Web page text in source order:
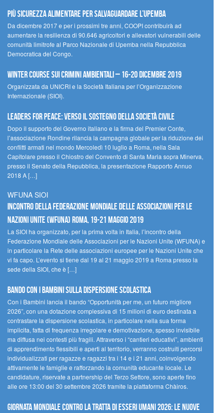
Più sicurezza alimentare per salvaguardare l’Upemba
Da dicembre 2017 e per i prossimi tre anni, COOPI contribuirà ad
aumentare la resilienza di 90.646 agricoltori e allevatori vulnerabili delle
comunità limitrofe al Parco Nazionale di Upemba nella Repubblica
Democratica del Congo.
Winter Course sui Crimini Ambientali – 16-20 Dicembre 2019
Organizzata da UNICRI e la Società Italiana per l’Organizzazione
Internazionale (SIOI).
Leaders for peace: verso il sostegno della società civile
Dopo il supporto del Governo italiano e la firma del Premier Conte,
l’associazione Rondine rilancia la campagna globale per la riduzione dei
conflitti armati nel mondo Mercoledì 10 luglio a Roma, nella Sala
Capitolare presso il Chiostro del Convento di Santa Maria sopra Minerva,
presso il Senato della Repubblica, la presentazione Rapporto Annuo
2018 A […]
WFUNA SIOI
Incontro della Federazione Mondiale delle Associazioni per le
Nazioni Unite (WFUNA) Roma, 19-21 maggio 2019
La SIOI ha organizzato, per la prima volta in Italia, l’incontro della
Federazione Mondiale delle Associazioni per le Nazioni Unite (WFUNA) e
in particolare la Rete delle associazioni europee per le Nazioni Unite che
vi fa capo. L’evento si tiene dal 19 al 21 maggio 2019 a Roma presso la
sede della SIOI, che è […]
Bando Con i Bambini sulla dispersione scolastica
Con i Bambini lancia il bando “Opportunità per me, un futuro migliore
2026”, con una dotazione complessiva di 15 milioni di euro destinata a
contrastare la dispersione scolastica, in particolare nella sua forma
implicita, fatta di frequenza irregolare e demotivazione, spesso invisibile
ma diffusa nei contesti più fragili. Attraverso i “cantieri educativi”, ambienti
di apprendimento flessibili e aperti al territorio, verranno costruiti percorsi
individualizzati per ragazze e ragazzi tra i 14 e i 21 anni, coinvolgendo
attivamente le famiglie e rafforzando la comunità educante locale. Le
candidature, riservate a partnership del Terzo Settore, sono aperte fino
alle ore 13:00 del 30 settembre 2026 tramite la piattaforma Chàiros.
GIORNATA MONDIALE CONTRO LA TRATTA DI ESSERI UMANI 2026: LE NUOVE